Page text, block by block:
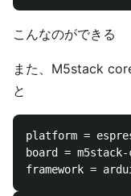
こんなのができる
また、M5stack
と
platform =
board = m5stack-